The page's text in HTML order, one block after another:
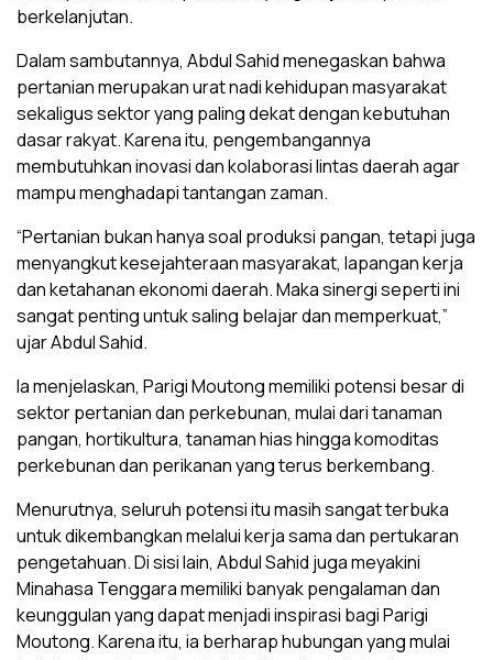
berkelanjutan.
Dalam sambutannya, Abdul Sahid menegaskan bahwa
pertanian merupakan urat nadi kehidupan masyarakat
sekaligus sektor yang paling dekat dengan kebutuhan
dasar rakyat. Karena itu, pengembangannya
membutuhkan inovasi dan kolaborasi lintas daerah agar
mampu menghadapi tantangan zaman.
“Pertanian bukan hanya soal produksi pangan, tetapi juga
menyangkut kesejahteraan masyarakat, lapangan kerja
dan ketahanan ekonomi daerah. Maka sinergi seperti ini
sangat penting untuk saling belajar dan memperkuat,”
ujar Abdul Sahid.
Ia menjelaskan, Parigi Moutong memiliki potensi besar di
sektor pertanian dan perkebunan, mulai dari tanaman
pangan, hortikultura, tanaman hias hingga komoditas
perkebunan dan perikanan yang terus berkembang.
Menurutnya, seluruh potensi itu masih sangat terbuka
untuk dikembangkan melalui kerja sama dan pertukaran
pengetahuan. Di sisi lain, Abdul Sahid juga meyakini
Minahasa Tenggara memiliki banyak pengalaman dan
keunggulan yang dapat menjadi inspirasi bagi Parigi
Moutong. Karena itu, ia berharap hubungan yang mulai